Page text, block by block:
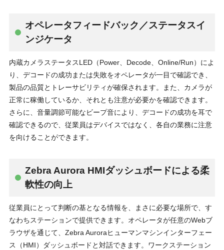
オペレータフィードバック／ステータスイ
ンジケータ
内蔵カメラステータスLED（Power、Decode、Online/Run）によ
り、デコードの成功または失敗をオペレータが一目で確認でき、
製品の品質とトレーサビリティが確保されます。また、カメラが
正常に稼働しているか、それとも注意が必要かを確認できます。
さらに、音量調節可能なビープ音により、デコードの成功を耳で
確認できるので、従業員はデバイスではなく、各自の業務に注意
を向けることができます。
Zebra Aurora HMIダッシュボードによる柔
軟性の向上
従業員にとって判断の基となる情報を、まさに必要な場所で、す
なわちステーションで提供できます。オペレータが任意のWebブ
ラウザを通じて、Zebra Auroraヒューマンマシンインターフェー
ス（HMI）ダッシュボードと対話できます。ワークステーション